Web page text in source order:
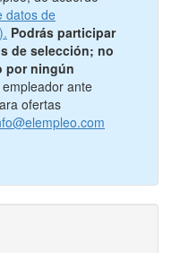
datos de
Podrás participar
de selección; no
por ningún
ante
ofertas